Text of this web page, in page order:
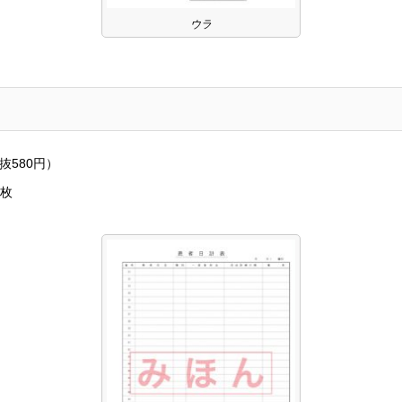
ウラ
580円）